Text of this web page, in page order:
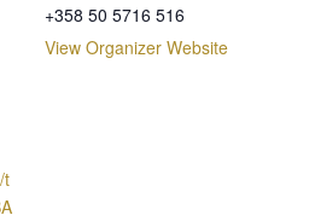
t
+358 50 5716 516
View Organizer Website